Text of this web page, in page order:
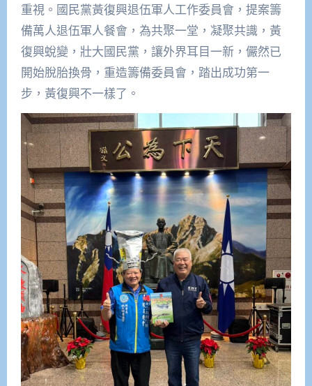
重視。國民黨黃復興退伍軍人工作委員會，提案籌
備萬人退伍軍人餐會，為共聚一堂，凝聚共識，黃
復興蛻變，壯大國民黨，讓外界耳目一新，儼然已
開始脫胎換骨，重造籌備委員會，踏出成功第一
步，黃復興不一樣了。